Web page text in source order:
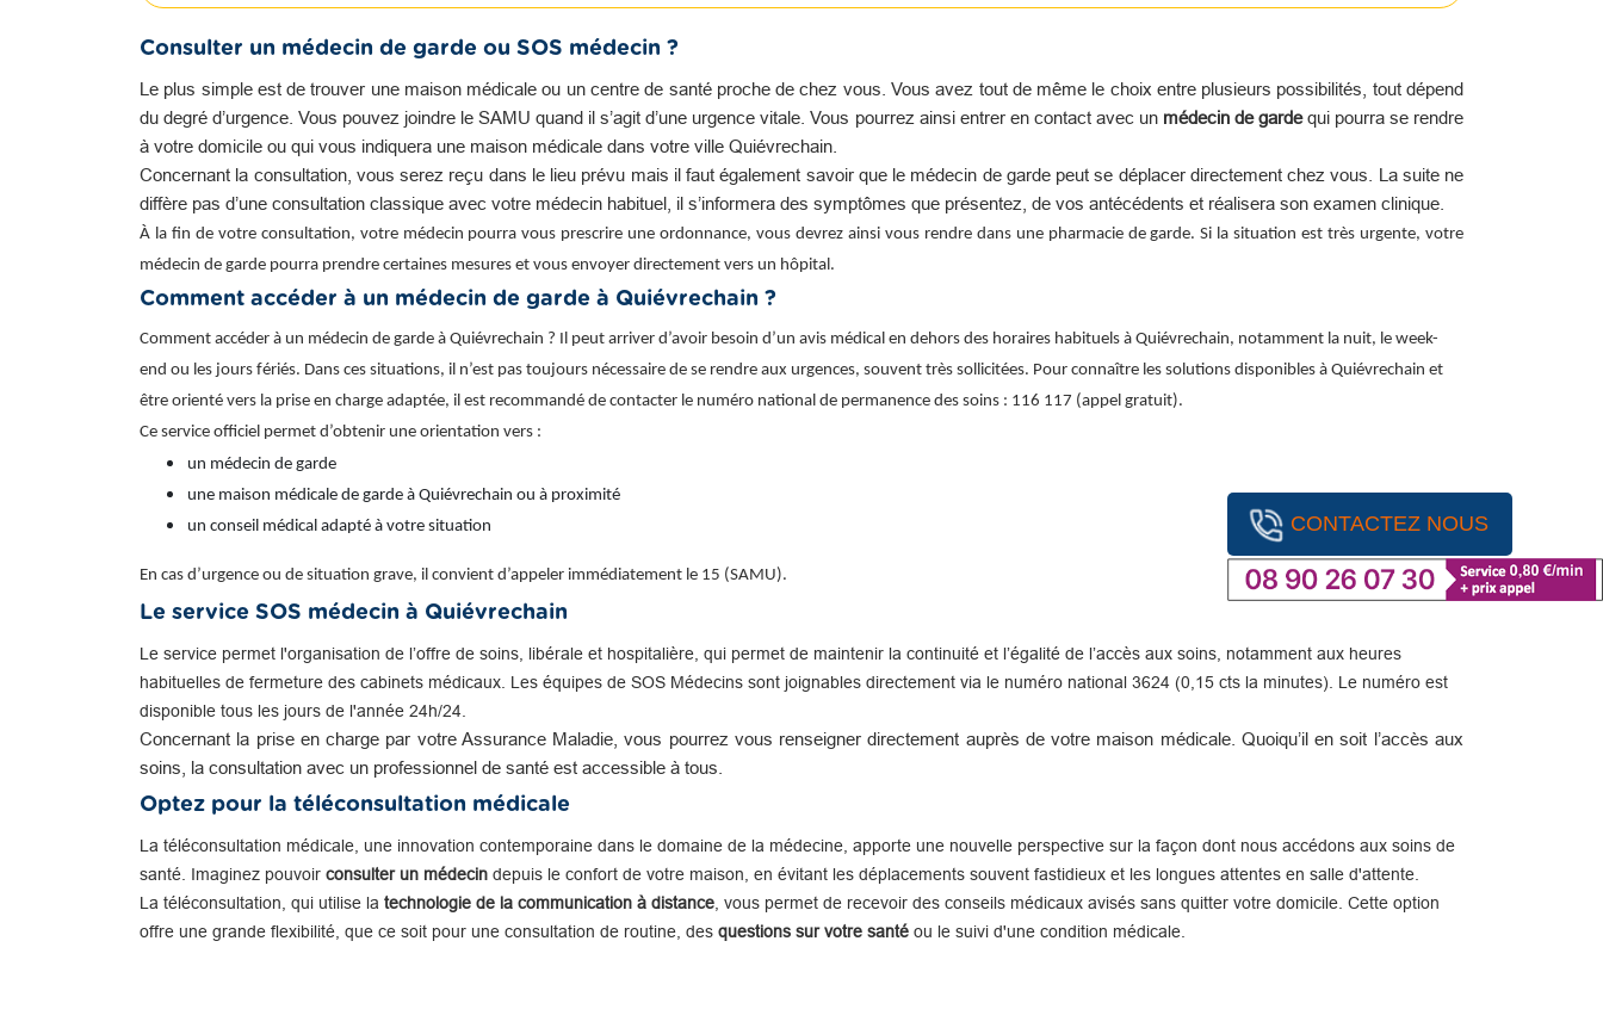
CONTACTEZ NOUS
Consulter un médecin de garde ou SOS médecin ?
Le plus simple est de trouver une maison médicale ou un centre de santé proche de chez vous. Vous avez tout de même le choix entre plusieurs possibilités, tout dépend
du degré d’urgence. Vous pouvez joindre le SAMU quand il s’agit d’une urgence vitale. Vous pourrez ainsi entrer en contact avec un médecin de gardequi pourra se rendre
à votre domicile ou qui vous indiquera une maison médicale dans votre ville Quiévrechain.
Concernant la consultation, vous serez reçu dans le lieu prévu mais il faut également savoir que le médecin de garde peut se déplacer directement chez vous. La suite ne
diffère pas d’une consultation classique avec votre médecin habituel, il s’informera des symptômes que présentez, de vos antécédents et réalisera son examen clinique.
À la fin de votre consultation, votre médecin pourra vous prescrire une ordonnance, vous devrez ainsi vous rendre dans une pharmacie de garde. Si la situation est très urgente, votre
médecin de garde pourra prendre certaines mesures et vous envoyer directement vers un hôpital.
Comment accéder à un médecin de garde à Quiévrechain ?
Comment accéder à un médecin de garde à Quiévrechain ? Il peut arriver d’avoir besoin d’un avis médical en dehors des horaires habituels à Quiévrechain, notamment la nuit, le week-
end ou les jours fériés. Dans ces situations, il n’est pas toujours nécessaire de se rendre aux urgences, souvent très sollicitées. Pour connaître les solutions disponibles à Quiévrechain et
être orienté vers la prise en charge adaptée, il est recommandé de contacter le numéro national de permanence des soins : 116 117 (appel gratuit).
Ce service officiel permet d’obtenir une orientation vers :
un médecin de garde
une maison médicale de garde à Quiévrechain ou à proximité
un conseil médical adapté à votre situation
En cas d’urgence ou de situation grave, il convient d’appeler immédiatement le 15 (SAMU).
Le service SOS médecin à Quiévrechain
Le service permet l'organisation de l’offre de soins, libérale et hospitalière, qui permet de maintenir la continuité et l’égalité de l’accès aux soins, notamment aux heures
habituelles de fermeture des cabinets médicaux. Les équipes de SOS Médecins sont joignables directement via le numéro national 3624 (0,15 cts la minutes). Le numéro est
disponible tous les jours de l'année 24h/24.
Concernant la prise en charge par votre Assurance Maladie, vous pourrez vous renseigner directement auprès de votre maison médicale. Quoiqu’il en soit l’accès aux
soins, la consultation avec un professionnel de santé est accessible à tous.
Optez pour la téléconsultation médicale
La téléconsultation médicale, une innovation contemporaine dans le domaine de la médecine, apporte une nouvelle perspective sur la façon dont nous accédons aux soins de
santé. Imaginez pouvoir consulter un médecin depuis le confort de votre maison, en évitant les déplacements souvent fastidieux et les longues attentes en salle d'attente.
La téléconsultation, qui utilise la technologie de la communication à distance , vous permet de recevoir des conseils médicaux avisés sans quitter votre domicile. Cette option
offre une grande flexibilité, que ce soit pour une consultation de routine, des questions sur votre santé ou le suivi d'une condition médicale.